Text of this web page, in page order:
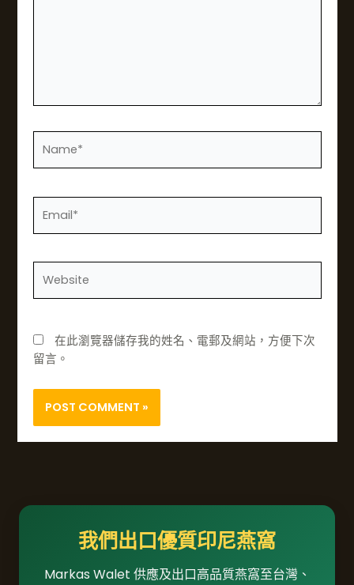
名
郵
在此瀏覽器儲存我的姓名、電郵及網站，方便下次
留言。
我們出口優質印尼燕窩
Markas Walet 供應及出口高品質燕窩至台灣、